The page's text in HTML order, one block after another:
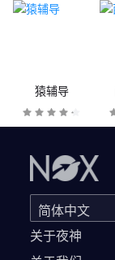
猿辅导
关于夜神